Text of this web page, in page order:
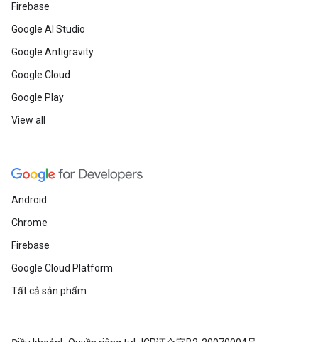
Firebase
Google AI Studio
Google Antigravity
Google Cloud
Google Play
View all
Android
Chrome
Firebase
Google Cloud Platform
Tất cả sản phẩm